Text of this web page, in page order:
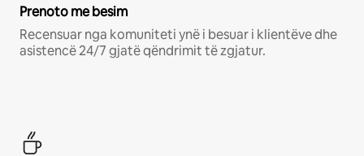
Prenoto me besim
Recensuar nga komuniteti ynë i besuar i klientëve dhe
asistencë 24/7 gjatë qëndrimit të zgjatur.